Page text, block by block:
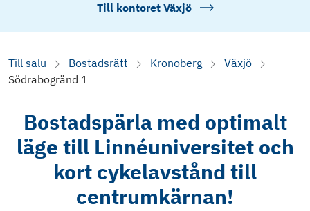
Till kontoret Växjö
Till salu Bostadsrätt Kronoberg
Växjö
Södrabogränd 1
Bostadspärla med optimalt
läge till Linnéuniversitet och
kort cykelavstånd till
centrumkärnan!